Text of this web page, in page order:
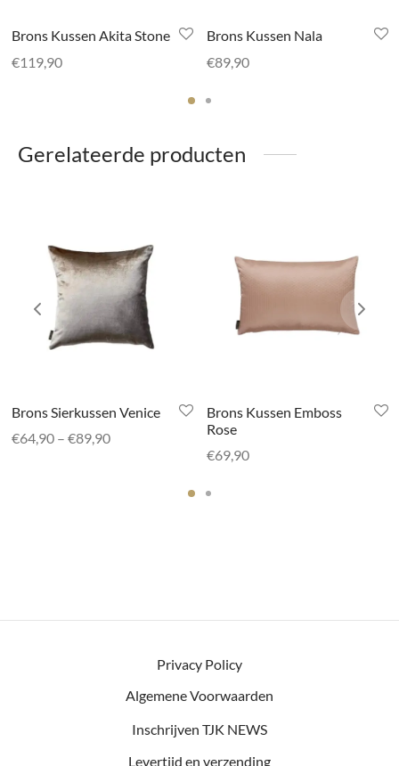
Brons Kussen Akita Stone
€119,90
Brons Kussen Nala
€89,90
Gerelateerde producten
Brons Sierkussen Venice
€64,90 – €89,90Prijsklasse:
Brons Kussen Emboss
Rose
€69,90
Privacy Policy
Algemene Voorwaarden
Inschrijven TJK NEWS
Levertijd en verzending